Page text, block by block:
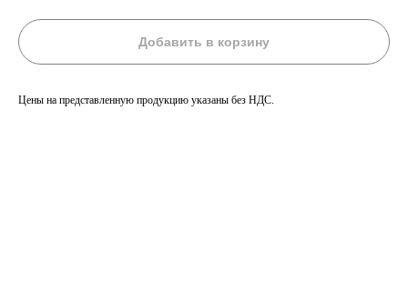
Добавить в корзину
Цены на представленную продукцию указаны без НДС.